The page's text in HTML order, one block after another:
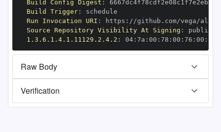
Build Config Digest :
Build Trigger:
Run Invocation URI : https :
Source Repository Visibility At Signing :
1.3.6.1.4.1.11129.2.4.2 : 04: 7a : 00 : 78 : 00 : 76 : 00 : dd
Raw Body
Verification